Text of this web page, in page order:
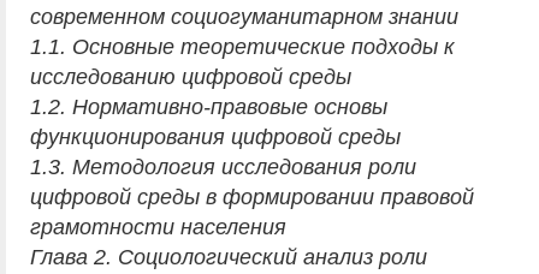
современном социогуманитарном знании
1.1. Основные теоретические подходы к
исследованию цифровой среды
1.2. Нормативно-правовые основы
функционирования цифровой среды
1.3. Методология исследования роли
цифровой среды в формировании правовой
грамотности населения
Глава 2. Социологический анализ роли